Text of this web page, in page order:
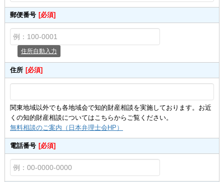
郵便番号 [必須]
住所自動入力
住所 [必須]
関東地域以外でも各地域会で知的財産相談を実施しております。お近
くの知的財産相談についてはこちらからご覧ください。
無料相談のご案内（日本弁理士会HP）
電話番号 [必須]